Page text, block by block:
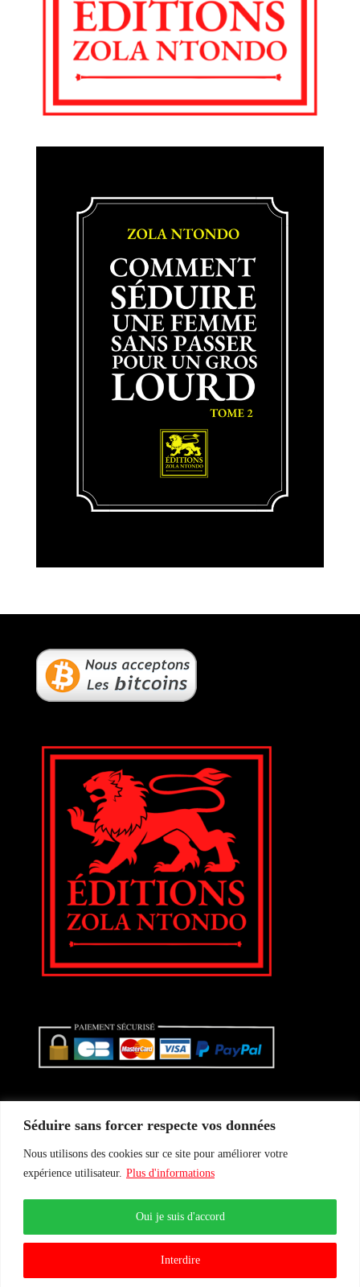
Séduire sans forcer respecte vos données
Nous utilisons des cookies sur ce site pour améliorer votre
expérience utilisateur. Plus d'informations
Interdire
Oui je suis d'accord
Conditions Générales de vente
Le Blog
Actualités